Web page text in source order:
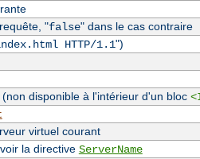
"false" dans le cas contraire
HTTP/1.1")
disponible à l'intérieur d'un bloc
virtuel courant
la directive ServerName